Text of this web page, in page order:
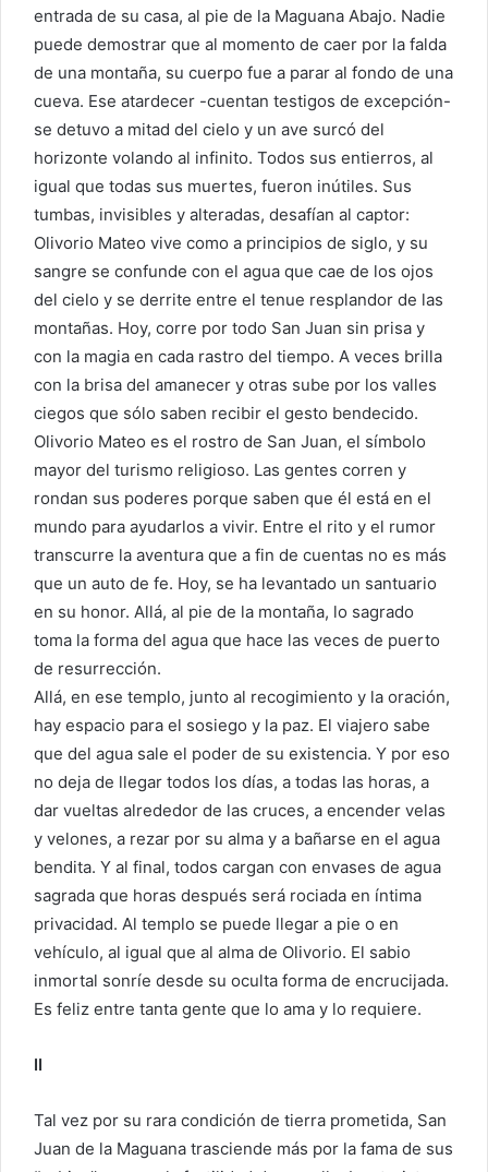
entrada de su casa, al pie de la Maguana Abajo. Nadie
puede demostrar que al momento de caer por la falda
de una montaña, su cuerpo fue a parar al fondo de una
cueva. Ese atardecer -cuentan testigos de excepción-
se detuvo a mitad del cielo y un ave surcó del
horizonte volando al infinito. Todos sus entierros, al
igual que todas sus muertes, fueron inútiles. Sus
tumbas, invisibles y alteradas, desafían al captor:
Olivorio Mateo vive como a principios de siglo, y su
sangre se confunde con el agua que cae de los ojos
del cielo y se derrite entre el tenue resplandor de las
montañas. Hoy, corre por todo San Juan sin prisa y
con la magia en cada rastro del tiempo. A veces brilla
con la brisa del amanecer y otras sube por los valles
ciegos que sólo saben recibir el gesto bendecido.
Olivorio Mateo es el rostro de San Juan, el símbolo
mayor del turismo religioso. Las gentes corren y
rondan sus poderes porque saben que él está en el
mundo para ayudarlos a vivir. Entre el rito y el rumor
transcurre la aventura que a fin de cuentas no es más
que un auto de fe. Hoy, se ha levantado un santuario
en su honor. Allá, al pie de la montaña, lo sagrado
toma la forma del agua que hace las veces de puerto
de resurrección.
Allá, en ese templo, junto al recogimiento y la oración,
hay espacio para el sosiego y la paz. El viajero sabe
que del agua sale el poder de su existencia. Y por eso
no deja de llegar todos los días, a todas las horas, a
dar vueltas alrededor de las cruces, a encender velas
y velones, a rezar por su alma y a bañarse en el agua
bendita. Y al final, todos cargan con envases de agua
sagrada que horas después será rociada en íntima
privacidad. Al templo se puede llegar a pie o en
vehículo, al igual que al alma de Olivorio. El sabio
inmortal sonríe desde su oculta forma de encrucijada.
Es feliz entre tanta gente que lo ama y lo requiere.
II
Tal vez por su rara condición de tierra prometida, San
Juan de la Maguana trasciende más por la fama de sus